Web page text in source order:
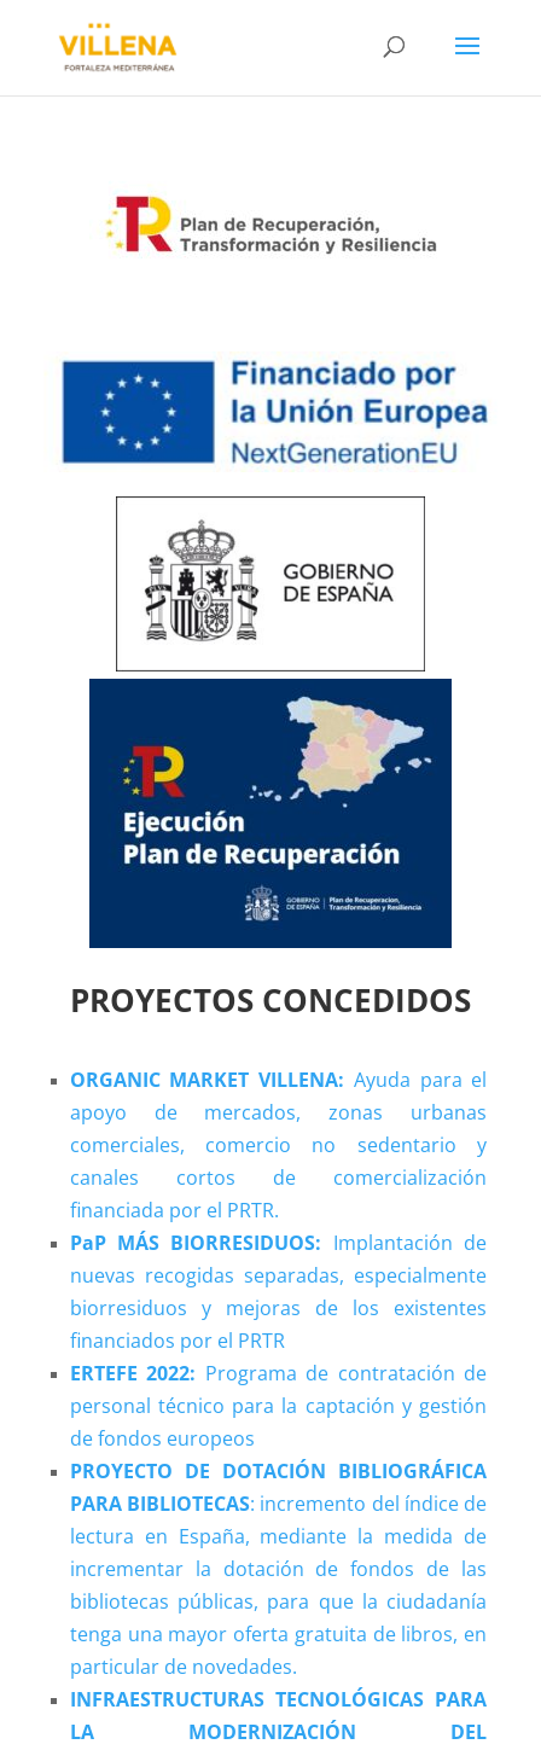
PROYECTOS CONCEDIDOS
ORGANIC MARKET VILLENA: Ayuda para el
apoyo de mercados, zonas urbanas
comerciales, comercio no sedentario y
canales cortos de comercialización
financiada por el PRTR.
PaP MÁS BIORRESIDUOS: Implantación de
nuevas recogidas separadas, especialmente
biorresiduos y mejoras de los existentes
financiados por el PRTR
ERTEFE 2022: Programa de contratación de
personal técnico para la captación y gestión
de fondos europeos
PROYECTO DE DOTACIÓN BIBLIOGRÁFICA
PARA BIBLIOTECAS: incremento del índice de
lectura en España, mediante la medida de
incrementar la dotación de fondos de las
bibliotecas públicas, para que la ciudadanía
tenga una mayor oferta gratuita de libros, en
particular de novedades.
INFRAESTRUCTURAS TECNOLÓGICAS PARA
LA MODERNIZACIÓN DEL